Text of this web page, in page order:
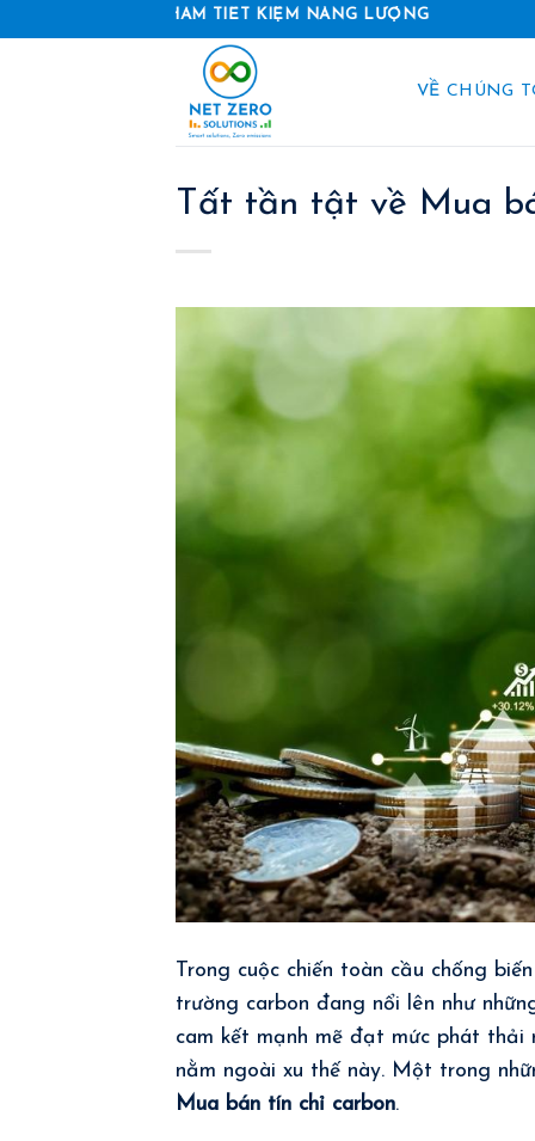
PHẨM TIẾT KIỆM NĂNG LƯỢNG
VỀ CHÚNG
Tất tần tật về Mua
Trong cuộc chiến toàn cầu chống
trường carbon đang nổi lên như
cam kết mạnh mẽ đạt mức phát
nằm ngoài xu thế này. Một trong
Mua bán tín chỉ carbon.